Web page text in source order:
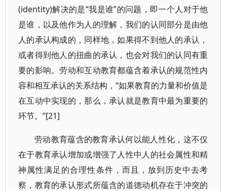
(identity)解决的是“我是谁”的问题，即一个人对于他
是谁，以及他作为人的理解，我们的认同部分是由他
人的承认构成的，同样地，如果得不到他人的承认，
或者得到他人的扭曲的承认，也会对我们的认同有重
要的影响。劳动和互动教育都蕴含着承认的规范性内
容和相互承认的关系结构，“如果教育的力量和价值是
在互动中实现的，那么，承认就是教育中最为重要的
环节。”[21]
劳动教育蕴含的教育承认何以能人性化，这不仅
在于教育承认增加或增强了人性中人的社会属性和精
神属性满足的合理性条件，而且，放到历史中去考
察，教育的承认形式所蕴含的道德动机存在于冲突的